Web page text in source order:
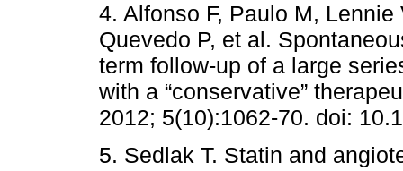
4. Alfonso F, Paulo M,
Quevedo P, et al.
term follow-up of a large
with a “conservative”
2012; 5(10):1062-70. doi:
5. Sedlak T. Statin and